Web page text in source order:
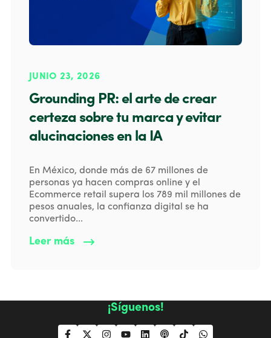
JUNIO 23, 2026
Grounding PR: el arte de crear
certeza sobre tu marca y evitar
alucinaciones en la IA
En México, donde más de 67 millones de
personas ya hacen compras online y el
Ecommerce retail supera los 789 mil millones de
pesos anuales, la confianza digital se ha
convertido...
Leer más
¡Síguenos!